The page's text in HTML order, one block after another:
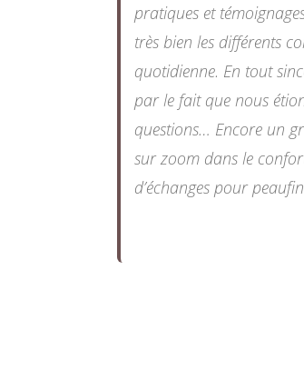
pratiques et
très bien les différents
quotidienne. En tout
par le fait que nous
questions… Encore un
sur zoom dans le
d’échanges pour